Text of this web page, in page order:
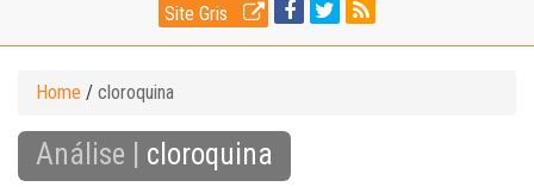
Site Gris
Home / cloroquina
Análise | cloroquina